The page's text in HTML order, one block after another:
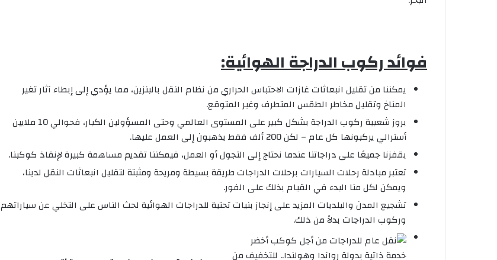
فوائد ركوب الدراجة الهوائية:
يمكننا من تقليل انبعاثات غازات الاحتباس الحراري من نظام النقل بالبنزين، مما يؤدي إلى إبطاء آثار تغير
المناخ وتقليل مخاطر الطقس المتطرف وغير المتوقع.
بروز شعبية ركوب الدراجة بشكل كبير على المستوى العالمي وحتى المسؤولين الكبار، فحوالي 10 ملايين
أسترالي يركبونها كل عام – لكن 200 ألف فقط يذهبون إلى العمل عليها.
بقفزنا جميعًا على دراجاتنا عندما نحتاج إلى التجول أو العمل، فيمكننا تقديم مساهمة كبيرة لإنقاذ كوكبنا.
تعتبر مبادلة رحلات السيارات برحلات الدراجات طريقة بسيطة ومريحة ومثبتة لتقليل انبعاثات النقل لدينا،
ويمكن لكل منا البدء في القيام بذلك على الفور.
تشجيع المدن والبلديات المزيد على إنجاز بنيات تحتية للدراجات الهوائية لحث الناس على التخلي عن سياراتهم
وركوب الدراجات بدلاً من ذلك.